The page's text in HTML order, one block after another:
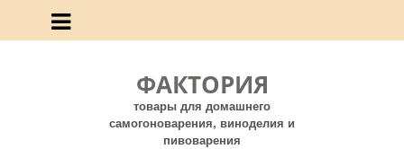
ФАКТОРИЯ
товары для домашнего
самогоноварения, виноделия и
пивоварения